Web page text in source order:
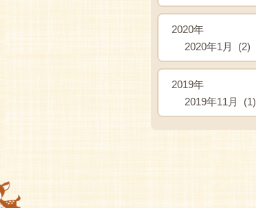
2020年
2020年1月 (2)
2019年
2019年11月 (1)